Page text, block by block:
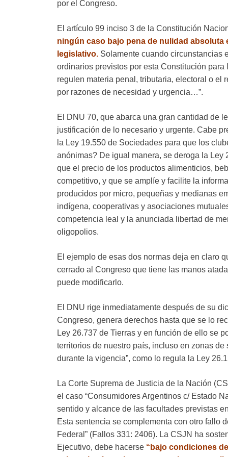
por el Congreso.
El artículo 99 inciso 3 de la Constitución
ningún caso bajo pena de nulidad
legislativo. Solamente cuando circunstancias
ordinarios previstos por esta Constitución
regulen materia penal, tributaria, electoral o el
por razones de necesidad y urgencia…”.
El DNU 70, que abarca una gran cantidad de
justificación de lo necesario y urgente. Cabe
la Ley 19.550 de Sociedades para que los
anónimas? De igual manera, se deroga la
que el precio de los productos alimenticios,
competitivo, y que se amplíe y facilite la
producidos por micro, pequeñas y medianas
indígena, cooperativas y asociaciones
competencia leal y la anunciada libertad de
oligopolios.
El ejemplo de esas dos normas deja en claro
cerrado al Congreso que tiene las manos
puede modificarlo.
El DNU rige inmediatamente después de su
Congreso, genera derechos hasta que se lo
Ley 26.737 de Tierras y en función de ello se
territorios de nuestro país, incluso en zonas
durante la vigencia”, como lo regula la Ley
La Corte Suprema de Justicia de la Nación
el caso “Consumidores Argentinos c/ Estado
sentido y alcance de las facultades previstas
Esta sentencia se complementa con otro fallo
Federal” (Fallos 331: 2406). La CSJN ha
Ejecutivo, debe hacerse “bajo condiciones